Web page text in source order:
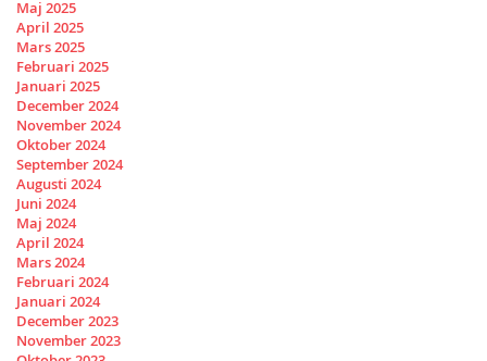
Maj 2025
April 2025
Mars 2025
Februari 2025
Januari 2025
December 2024
November 2024
Oktober 2024
September 2024
Augusti 2024
Juni 2024
Maj 2024
April 2024
Mars 2024
Februari 2024
Januari 2024
December 2023
November 2023